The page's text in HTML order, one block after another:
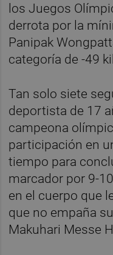
los Juegos
derrota por la
Panipak
categoría de -49
Tan solo siete
deportista de 17
campeona
participación en
tiempo para
marcador por 9-
en el cuerpo que
que no empaña
Makuhari Messe